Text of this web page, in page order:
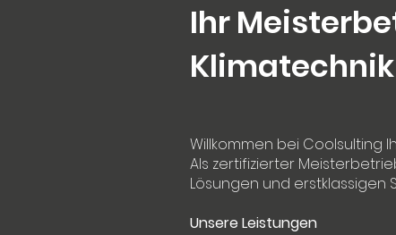
Ihr
Klimatechnik
Willkommen bei Coolsulting
Als zertifizierter
Lösungen und erstklassigen
Unsere Leistungen